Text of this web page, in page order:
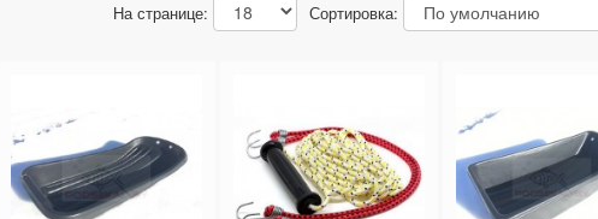
На странице: Сортировка: